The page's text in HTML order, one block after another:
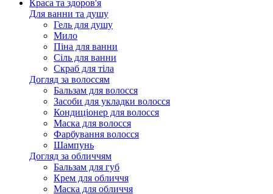
Краса та здоров'я
Для ванни та душу
Гель для душу
Мило
Піна для ванни
Сіль для ванни
Скраб для тіла
Догляд за волоссям
Бальзам для волосся
Засоби для укладки волосся
Кондиціонер для волосся
Маска для волосся
Фарбування волосся
Шампунь
Догляд за обличчям
Бальзам для губ
Крем для обличчя
Маска для обличчя